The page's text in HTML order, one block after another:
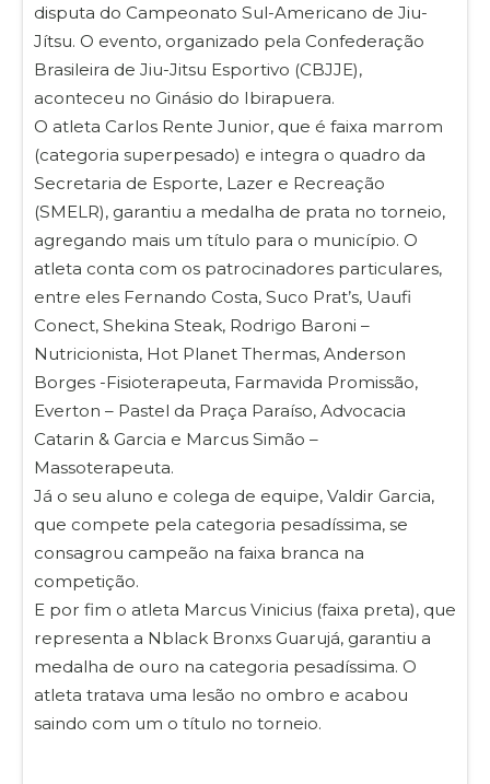
disputa do Campeonato Sul-Americano de Jiu-
Jítsu. O evento, organizado pela Confederação
Brasileira de Jiu-Jitsu Esportivo (CBJJE),
aconteceu no Ginásio do Ibirapuera.
O atleta Carlos Rente Junior, que é faixa marrom
(categoria superpesado) e integra o quadro da
Secretaria de Esporte, Lazer e Recreação
(SMELR), garantiu a medalha de prata no torneio,
agregando mais um título para o município. O
atleta conta com os patrocinadores particulares,
entre eles Fernando Costa, Suco Prat’s, Uaufi
Conect, Shekina Steak, Rodrigo Baroni –
Nutricionista, Hot Planet Thermas, Anderson
Borges -Fisioterapeuta, Farmavida Promissão,
Everton – Pastel da Praça Paraíso, Advocacia
Catarin & Garcia e Marcus Simão –
Massoterapeuta.
Já o seu aluno e colega de equipe, Valdir Garcia,
que compete pela categoria pesadíssima, se
consagrou campeão na faixa branca na
competição.
E por fim o atleta Marcus Vinicius (faixa preta), que
representa a Nblack Bronxs Guarujá, garantiu a
medalha de ouro na categoria pesadíssima. O
atleta tratava uma lesão no ombro e acabou
saindo com um o título no torneio.